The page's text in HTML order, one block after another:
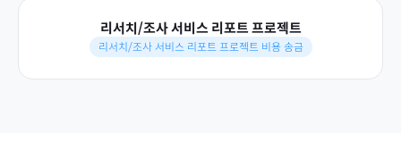
리서치/조사 서비스 리포트 프로젝트
리서치/조사 서비스 리포트 프로젝트 비용 송금